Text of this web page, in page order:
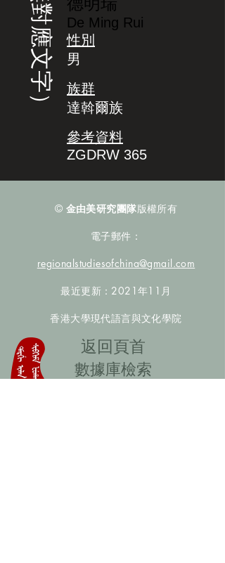
De Ming Rui
性別
男
族群
達斡爾族
參考資料
ZGDRW 365
© 金由美研究團隊版權所有
電子郵件：
regionalstudiesofchina@gmail.com
最近更新：2021年11月
香港大學現代語言與文化學院
​返回頁首
數據庫檢索